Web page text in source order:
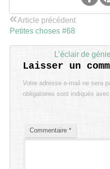
«Article précédent
Petites choses #68
L’éclair de
Laisser un
Votre adresse e-mail ne sera
obligatoires sont indiqués avec
Commentaire *